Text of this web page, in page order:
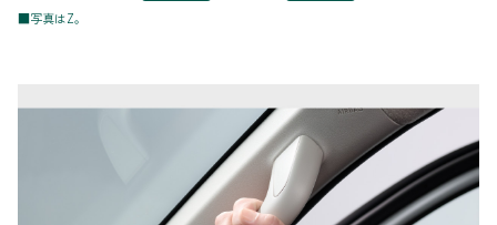
■写真はZ。